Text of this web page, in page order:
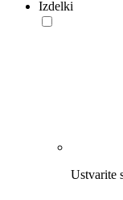
Izdelki
Ustvarite